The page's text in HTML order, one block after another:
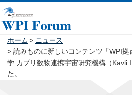
ホーム
ニュース
読みものに新しいコンテンツ「WPI
学 カブリ数物連携宇宙研究機構（Kavli
た。